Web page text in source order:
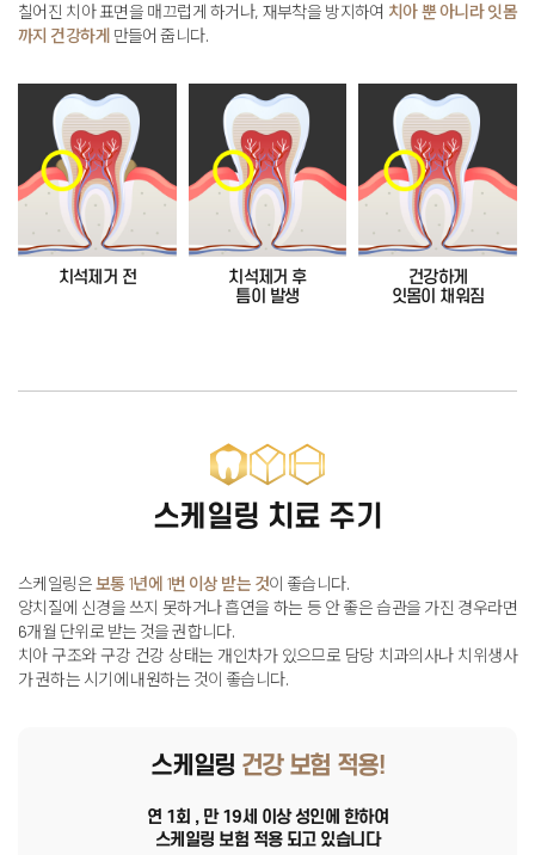
칠어진 치아 표면을 매끄럽게 하거나, 재부착을 방지하여 치아 뿐 아니라 잇몸
까지 건강하게 만들어 줍니다.
치석제거 전
치석제거 후
틈이 발생
건강하게
잇몸이 채워짐
스케일링 치료 주기
스케일링은보통 1년에 1번 이상 받는 것이 좋습니다.
양치질에 신경을 쓰지 못하거나 흡연을 하는 등 안 좋은 습관을 가진 경우라면
6개월 단위로 받는 것을 권합니다.
치아 구조와 구강 건강 상태는 개인차가 있으므로 담당 치과의사나 치위생사
가 권하는 시기에 내원하는 것이 좋습니다.
스케일링 건강 보험 적용!
연 1회 , 만 19세 이상 성인에 한하여
스케일링 보험 적용 되고 있습니다